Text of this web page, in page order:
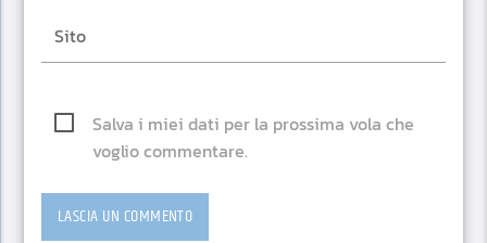
Salva i miei dati per la prossima vola che
voglio commentare.